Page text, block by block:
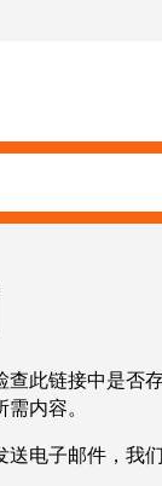
此链接中是否
内容。
电子邮件，我